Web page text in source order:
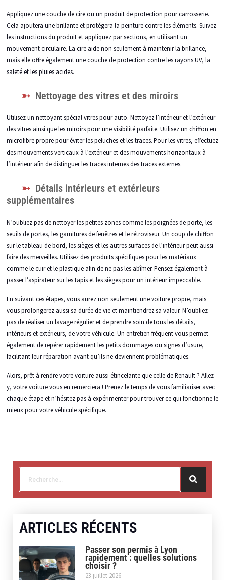
ARTICLES RÉCENTS
Passer son permis à Lyon
rapidement : quelles solutions
choisir ?
23 juillet 2026
Appliquez une couche de cire ou un produit de protection pour carrosserie.
Cela ajoutera une brillante et protégera la peinture contre les éléments. Suivez
les instructions du produit et appliquez par sections, en utilisant un
mouvement circulaire. La cire aide non seulement à maintenir la brillance,
mais elle offre également une couche de protection contre les rayons UV, la
saleté et les pluies acides.
Nettoyage des vitres et des miroirs
Utilisez un nettoyant spécial vitres pour auto. Nettoyez l’intérieur et l’extérieur
des vitres ainsi que les miroirs pour une visibilité parfaite. Utilisez un chiffon en
microfibre propre pour éviter les peluches et les traces. Pour les vitres, effectuez
des mouvements verticaux à l’extérieur et des mouvements horizontaux à
l’intérieur afin de distinguer les traces internes des traces externes.
Détails intérieurs et extérieurs
supplémentaires
N’oubliez pas de nettoyer les petites zones comme les poignées de porte, les
seuils de portes, les garnitures de fenêtres et le rétroviseur. Un coup de chiffon
sur le tableau de bord, les sièges et les autres surfaces de l’intérieur peut aussi
faire des merveilles. Utilisez des produits spécifiques pour les matériaux
comme le cuir et le plastique afin de ne pas les abîmer. Pensez également à
passer l’aspirateur sur les tapis et les sièges pour un intérieur impeccable.
En suivant ces étapes, vous aurez non seulement une voiture propre, mais
vous prolongerez aussi sa durée de vie et maintiendrez sa valeur. N’oubliez
pas de réaliser un lavage régulier et de prendre soin de tous les détails,
intérieurs et extérieurs, de votre véhicule. Un entretien fréquent vous permet
également de repérer rapidement les petits dommages ou signes d’usure,
facilitant leur réparation avant qu’ils ne deviennent problématiques.
Alors, prêt à rendre votre voiture aussi étincelante que celle de Renault ? Allez-
y, votre voiture vous en remerciera ! Prenez le temps de vous familiariser avec
chaque étape et n’hésitez pas à expérimenter pour trouver ce qui fonctionne le
mieux pour votre véhicule spécifique.